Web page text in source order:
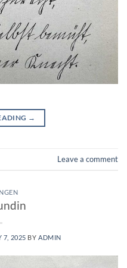
→
Leave a comment
7, 2025 BY ADMIN